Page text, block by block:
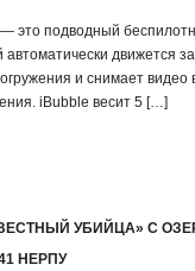
это подводный
автоматически движется
и снимает видео
iBubble весит 5 […]
УБИЙЦА» С
НЕРПУ